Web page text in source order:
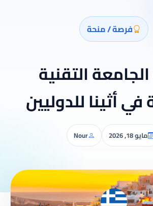
فرصة / منحة
التقنية
في أثينا للدوليين
مايو 18, 2026 Nour